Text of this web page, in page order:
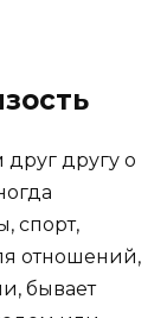
другу о
спорт,
отношений,
бывает